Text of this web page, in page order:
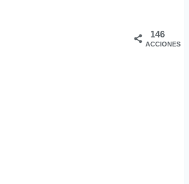
146
ACCIONES